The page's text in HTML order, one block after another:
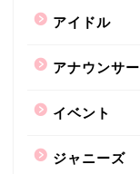
アイドル
アナウンサー
イベント
ジャニーズ